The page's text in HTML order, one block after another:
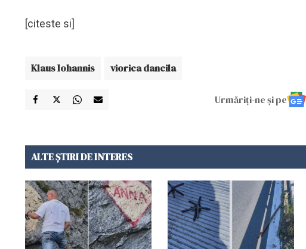
[citeste si]
Klaus Iohannis viorica dancila
Urmăriți-ne și pe
ALTE ȘTIRI DE INTERES